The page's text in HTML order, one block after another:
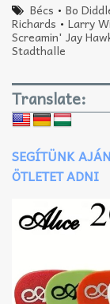
Bécs •Bo
Richards • Larry
Screamin' Jay
Stadthalle
Translate:
SEGÍTÜNK
ÖTLETET ADNI